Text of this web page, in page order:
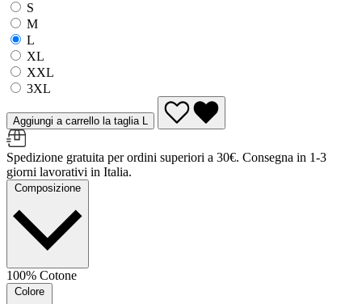
S
M
L
XL
XXL
3XL
Aggiungi a carrello la taglia L
Spedizione gratuita per ordini superiori a 30€. Consegna in 1-3
giorni lavorativi in Italia.
Composizione
100% Cotone
Colore